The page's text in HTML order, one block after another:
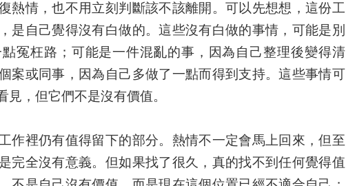
熱情，也不用立刻判斷該不該離開。可以先想想，這份工
是自己覺得沒有白做的。這些沒有白做的事情，可能是別
冤枉路；可能是一件混亂的事，因為自己整理後變得清
案或同事，因為自己多做了一點而得到支持。這些事情可
，但它們不是沒有價值。
作裡仍有值得留下的部分。熱情不一定會馬上回來，但至
完全沒有意義。但如果找了很久，真的找不到任何覺得值